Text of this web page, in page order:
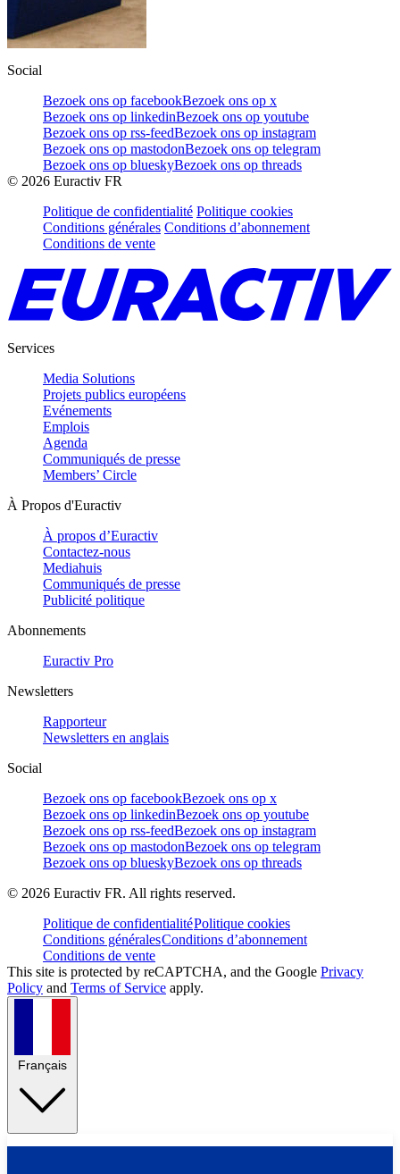
Social
Bezoek ons op facebookBezoek ons op x
Bezoek ons op linkedinBezoek ons op youtube
Bezoek ons op rss-feedBezoek ons op instagram
Bezoek ons op mastodonBezoek ons op telegram
Bezoek ons op blueskyBezoek ons op threads
© 2026 Euractiv FR
Politique de confidentialité Politique cookies
Conditions générales Conditions d’abonnement
Conditions de vente
Services
Media Solutions
Projets publics européens
Evénements
Emplois
Agenda
Communiqués de presse
Members’ Circle
À Propos d'Euractiv
À propos d’Euractiv
Contactez-nous
Mediahuis
Communiqués de presse
Publicité politique
Abonnements
Euractiv Pro
Newsletters
Rapporteur
Newsletters en anglais
Social
Bezoek ons op facebookBezoek ons op x
Bezoek ons op linkedinBezoek ons op youtube
Bezoek ons op rss-feedBezoek ons op instagram
Bezoek ons op mastodonBezoek ons op telegram
Bezoek ons op blueskyBezoek ons op threads
© 2026 Euractiv FR. All rights reserved.
Politique de confidentialitéPolitique cookies
Conditions généralesConditions d’abonnement
Conditions de vente
This site is protected by reCAPTCHA, and the Google Privacy
Policy and Terms of Service apply.
Français